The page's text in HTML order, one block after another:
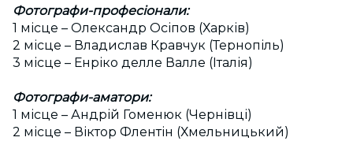
Фотографи-професіонали:
1 місце – Олександр Осіпов (Харків)
2 місце – Владислав Кравчук (Тернопіль)
3 місце – Енріко делле Валле (Італія)
Фотографи-аматори:
1 місце – Андрій Гоменюк (Чернівці)
2 місце – Віктор Флентін (Хмельницький)